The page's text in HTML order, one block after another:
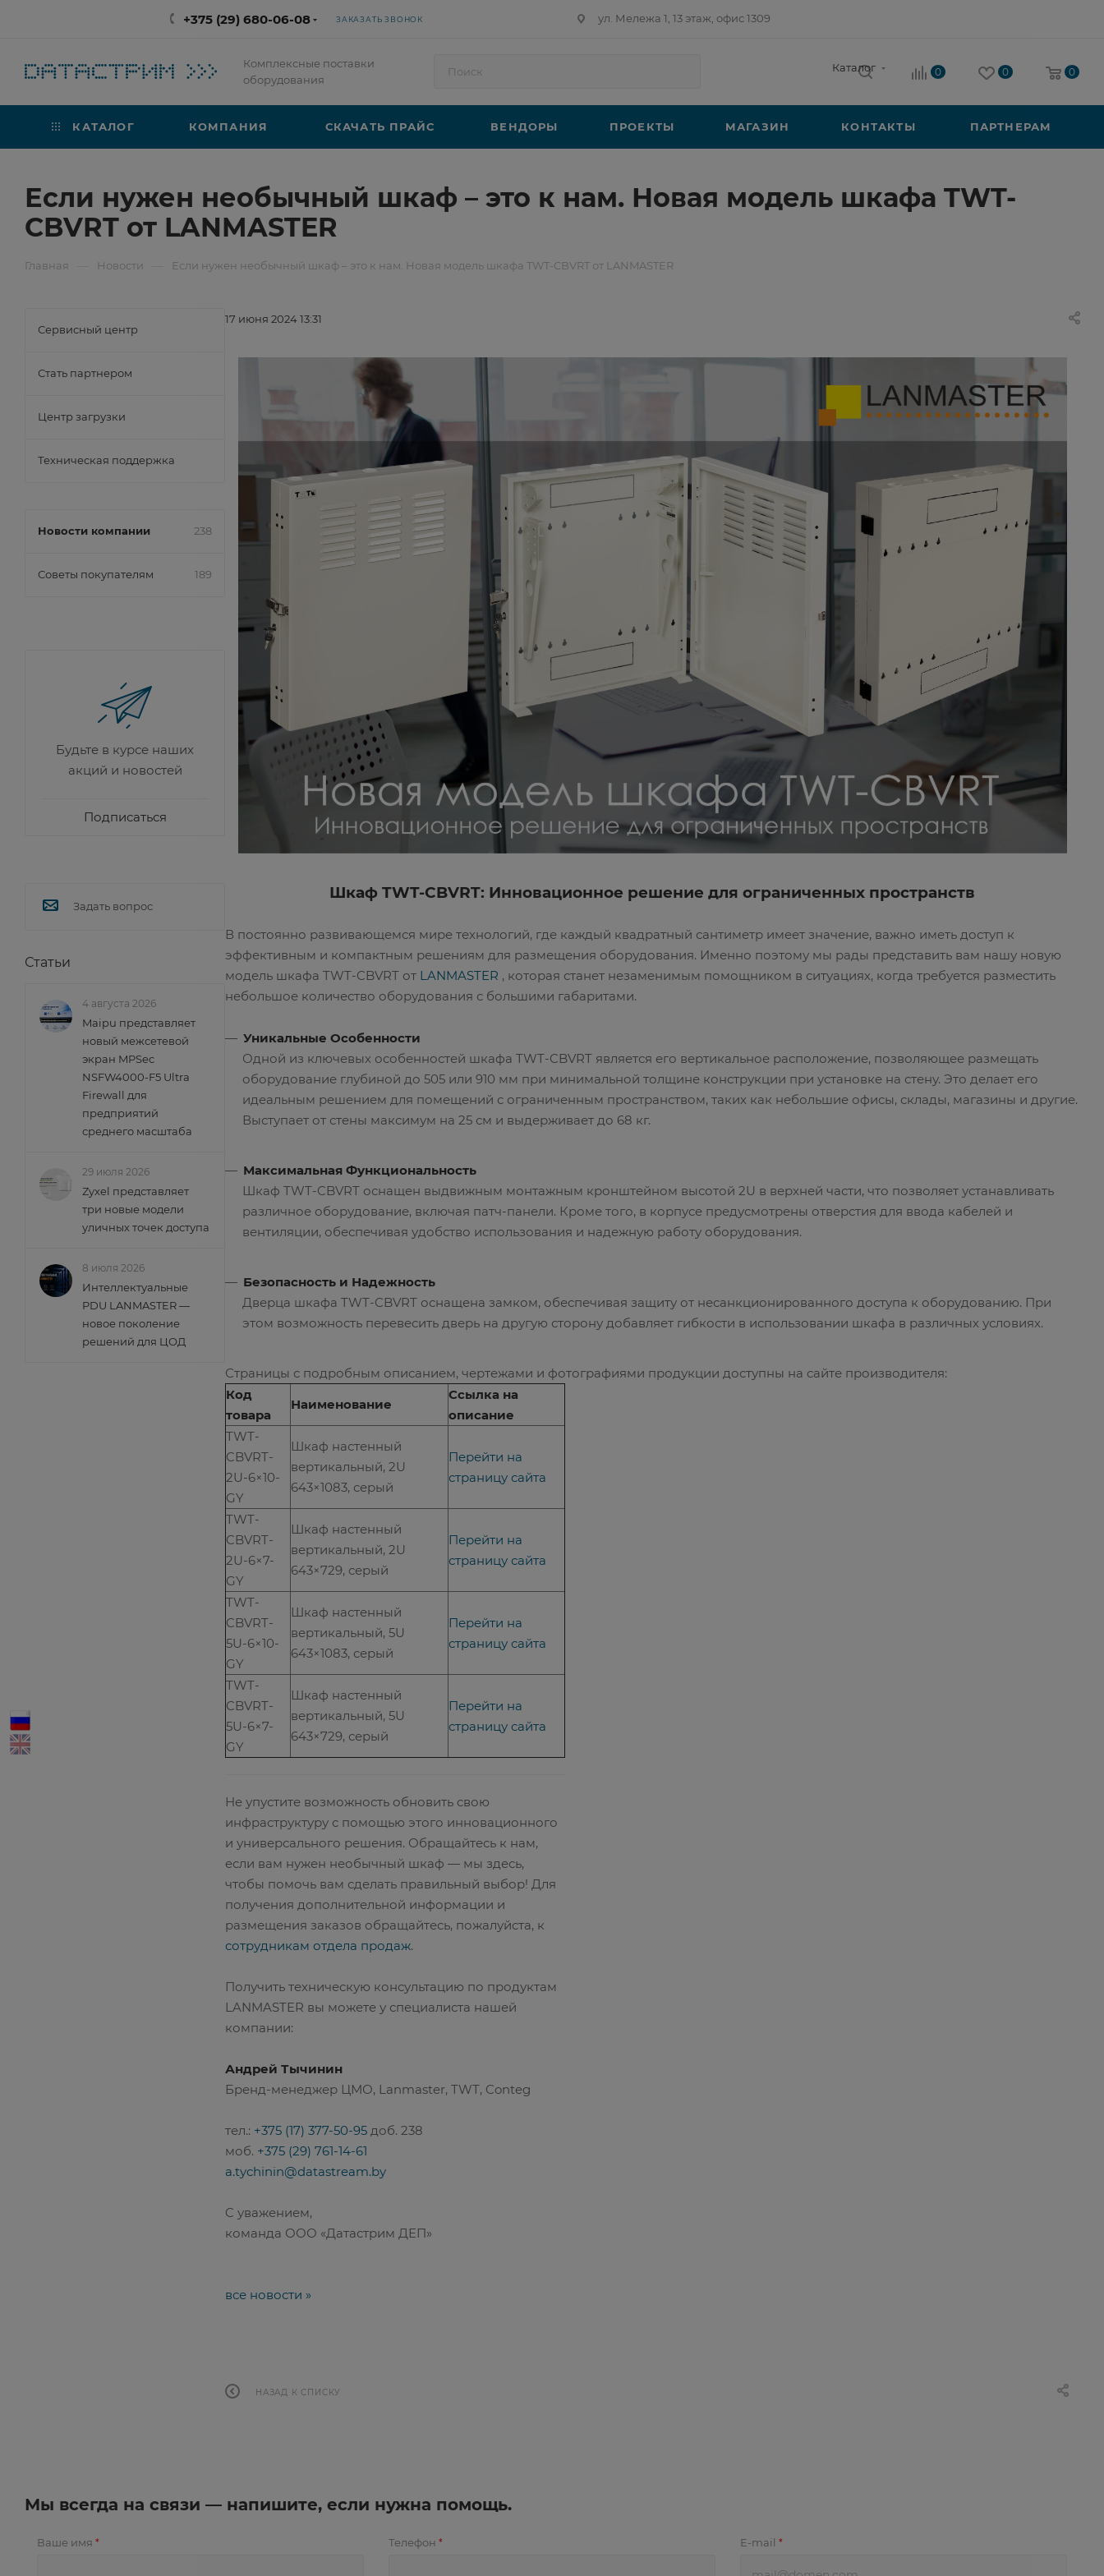
+375 (29) 680-06-08 ЗАКАЗАТЬ ЗВОНОК ул. Мележа 1, 13 этаж, офис 1309
Комплексные поставки
оборудования
Каталог 0 0 0
КАТАЛОГ КОМПАНИЯ СКАЧАТЬ ПРАЙС ВЕНДОРЫ ПРОЕКТЫ МАГАЗИН КОНТАКТЫ ПАРТНЕРАМ
Если нужен необычный шкаф – это к нам. Новая модель шкафа TWT-
CBVRT от LANMASTER
Главная Новости Если нужен необычный шкаф – это к нам. Новая модель шкафа TWT-CBVRT от LANMASTER
17 июня 2024 13:31
Шкаф TWT-CBVRT: Инновационное решение для ограниченных пространств
В постоянно развивающемся мире технологий, где каждый квадратный сантиметр имеет значение, важно иметь доступ к
эффективным и компактным решениям для размещения оборудования. Именно поэтому мы рады представить вам нашу новую
модель шкафа TWT-CBVRT от LANMASTER , которая станет незаменимым помощником в ситуациях, когда требуется разместить
небольшое количество оборудования с большими габаритами.
Уникальные Особенности
Одной из ключевых особенностей шкафа TWT-CBVRT является его вертикальное расположение, позволяющее размещать
оборудование глубиной до 505 или 910 мм при минимальной толщине конструкции при установке на стену. Это делает его
идеальным решением для помещений с ограниченным пространством, таких как небольшие офисы, склады, магазины и другие.
Выступает от стены максимум на 25 см и выдерживает до 68 кг.
Максимальная Функциональность
Шкаф TWT-CBVRT оснащен выдвижным монтажным кронштейном высотой 2U в верхней части, что позволяет устанавливать
различное оборудование, включая патч-панели. Кроме того, в корпусе предусмотрены отверстия для ввода кабелей и
вентиляции, обеспечивая удобство использования и надежную работу оборудования.
Безопасность и Надежность
Дверца шкафа TWT-CBVRT оснащена замком, обеспечивая защиту от несанкционированного доступа к оборудованию. При
этом возможность перевесить дверь на другую сторону добавляет гибкости в использовании шкафа в различных условиях.
Страницы с подробным описанием, чертежами и фотографиями продукции доступны на сайте производителя:
Код
товара
Наименование
Ссылка на
описание
TWT-
CBVRT-
2U-6×10-
GY
Шкаф настенный
вертикальный, 2U
643×1083, серый
Перейти на
страницу сайта
TWT-
CBVRT-
2U-6×7-
GY
Шкаф настенный
вертикальный, 2U
643×729, серый
Перейти на
страницу сайта
TWT-
CBVRT-
5U-6×10-
GY
Шкаф настенный
вертикальный, 5U
643×1083, серый
Перейти на
страницу сайта
TWT-
CBVRT-
5U-6×7-
GY
Шкаф настенный
вертикальный, 5U
643×729, серый
Перейти на
страницу сайта
Не упустите возможность обновить свою
инфраструктуру с помощью этого инновационного
и универсального решения. Обращайтесь к нам,
если вам нужен необычный шкаф — мы здесь,
чтобы помочь вам сделать правильный выбор! Для
получения дополнительной информации и
размещения заказов обращайтесь, пожалуйста, к
сотрудникам отдела продаж.
Получить техническую консультацию по продуктам
LANMASTER вы можете у специалиста нашей
компании:
Андрей Тычинин
Бренд-менеджер ЦМО, Lanmaster, TWT, Conteg
тел.: +375 (17) 377-50-95 доб. 238
моб. +375 (29) 761-14-61
a.tychinin@datastream.by
C уважением,
команда ООО «Датастрим ДЕП»
все новости »
НАЗАД К СПИСКУ
Сервисный центр
Стать партнером
Центр загрузки
Техническая поддержка
Новости компании 238
Советы покупателям 189
Будьте в курсе наших
акций и новостей
Подписаться
Задать вопрос
Статьи
4 августа 2026
Maipu представляет
новый межсетевой
экран MPSec
NSFW4000-F5 Ultra
Firewall для
предприятий
среднего масштаба
29 июля 2026
Zyxel представляет
три новые модели
уличных точек доступа
8 июля 2026
Интеллектуальные
PDU LANMASTER —
новое поколение
решений для ЦОД
Мы всегда на связи — напишите, если нужна помощь.
Ваше имя* Телефон* E-mail *